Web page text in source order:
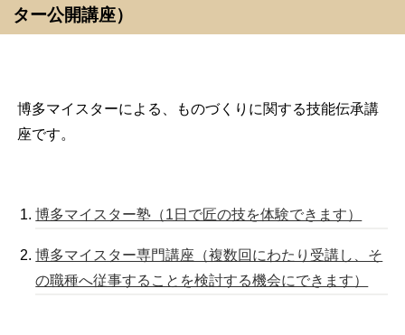
ター公開講座）
博多マイスターによる、ものづくりに関する技能伝承講
座です。
博多マイスター塾（1日で匠の技を体験できます）
博多マイスター専門講座（複数回にわたり受講し、そ
の職種へ従事することを検討する機会にできます）